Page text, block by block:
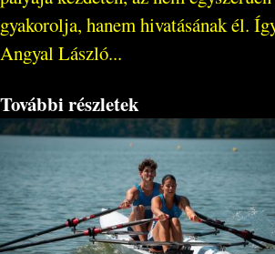
gyakorolja, hanem hivatásának él.
Angyal László...
További részletek